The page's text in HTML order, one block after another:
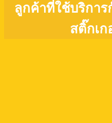
ลูกค้าที่ใช้บริกา
สติ๊กเก